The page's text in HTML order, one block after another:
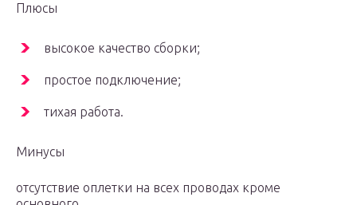
Плюсы
высокое качество сборки;
простое подключение;
тихая работа.
Минусы
отсутствие оплетки на всех проводах кроме